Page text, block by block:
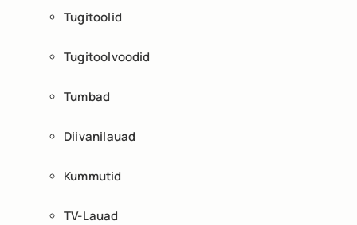
Tugitoolid
Tugitoolvoodid
Tumbad
Diivanilauad
Kummutid
TV-Lauad